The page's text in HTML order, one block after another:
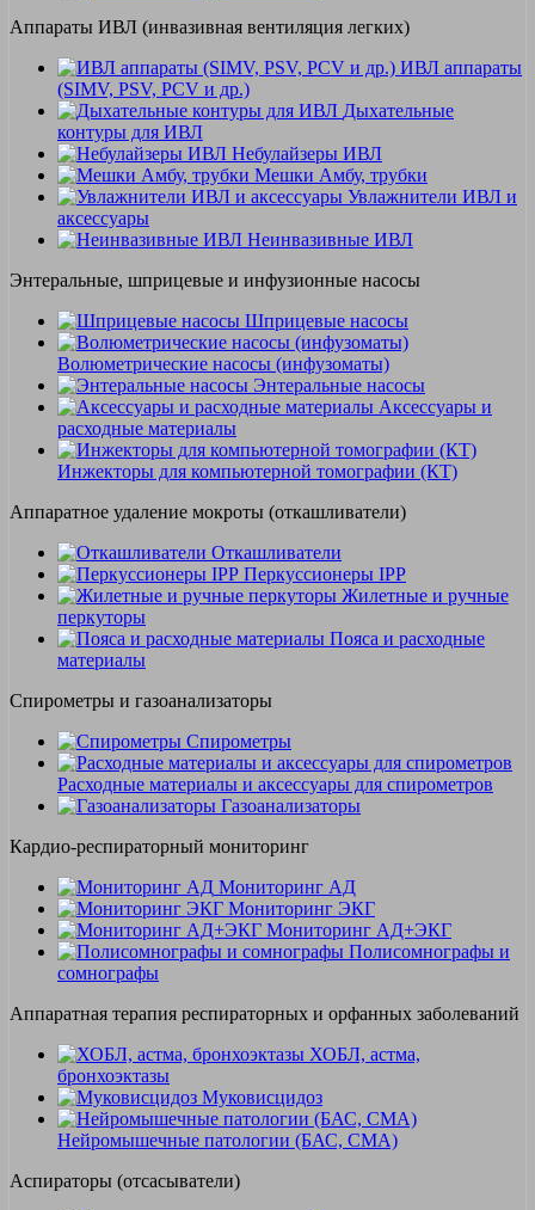
Аппараты ИВЛ (инвазивная вентиляция легких)
ИВЛ аппараты
(SIMV, PSV, PCV и др.)
Дыхательные
контуры для ИВЛ
Небулайзеры ИВЛ
Мешки Амбу, трубки
Увлажнители ИВЛ и
аксессуары
Неинвазивные ИВЛ
Энтеральные, шприцевые и инфузионные насосы
Шприцевые насосы
Волюметрические насосы (инфузоматы)
Энтеральные насосы
Аксессуары и
расходные материалы
Инжекторы для компьютерной томографии (КТ)
Аппаратное удаление мокроты (откашливатели)
Откашливатели
Перкуссионеры IPP
Жилетные и ручные
перкуторы
Пояса и расходные
материалы
Спирометры и газоанализаторы
Спирометры
Расходные материалы и аксессуары для спирометров
Газоанализаторы
Кардио-респираторный мониторинг
Мониторинг АД
Мониторинг ЭКГ
Мониторинг АД+ЭКГ
Полисомнографы и
сомнографы
Аппаратная терапия респираторных и орфанных заболеваний
ХОБЛ, астма,
бронхоэктазы
Муковисцидоз
Нейромышечные патологии (БАС, СМА)
Аспираторы (отсасыватели)